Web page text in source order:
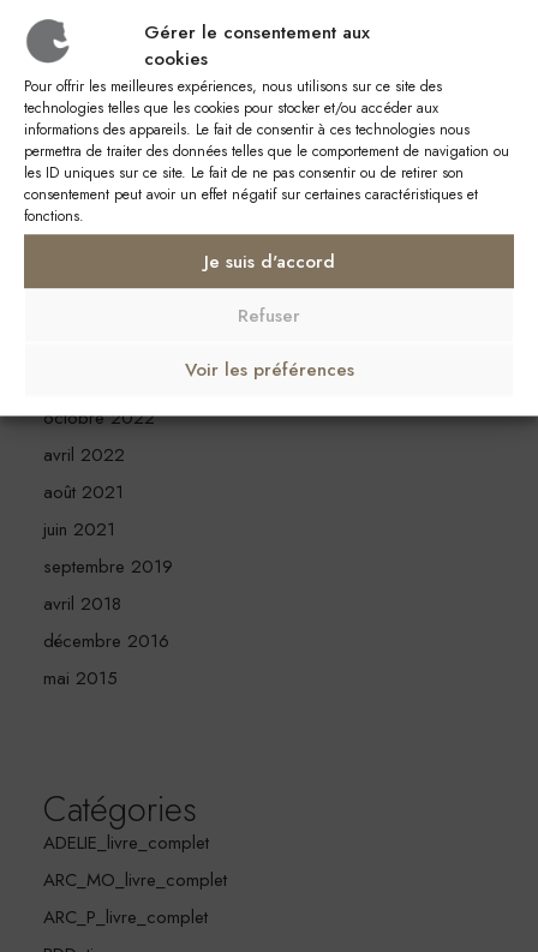
Gérer le consentement aux
cookies
Pour offrir les meilleures expériences, nous utilisons sur ce site des
technologies telles que les cookies pour stocker et/ou accéder aux
informations des appareils. Le fait de consentir à ces technologies nous
permettra de traiter des données telles que le comportement de navigation ou
les ID uniques sur ce site. Le fait de ne pas consentir ou de retirer son
consentement peut avoir un effet négatif sur certaines caractéristiques et
fonctions.
Je suis d'accord
Refuser
Voir les préférences
mai 2026
mars 2026
février 2026
décembre 2025
novembre 2025
juillet 2025
janvier 2025
octobre 2022
avril 2022
août 2021
juin 2021
septembre 2019
avril 2018
décembre 2016
mai 2015
Catégories
ADELIE_livre_complet
ARC_MO_livre_complet
ARC_P_livre_complet